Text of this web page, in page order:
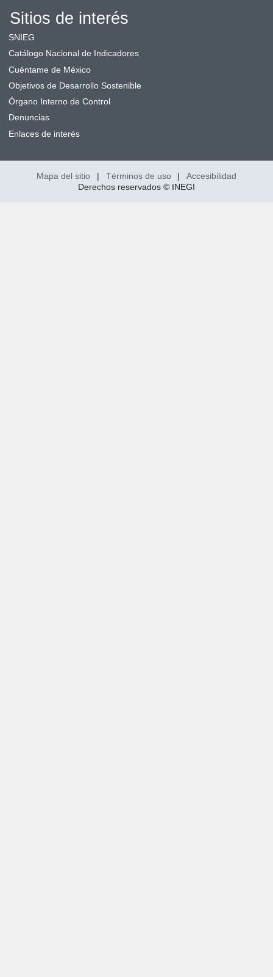
Sitios de interés
SNIEG
Catálogo Nacional de Indicadores
Cuéntame de México
Objetivos de Desarrollo Sostenible
Órgano Interno de Control
Denuncias
Enlaces de interés
Mapa del sitio | Términos de uso |
Accesibilidad
Derechos reservados © INEGI